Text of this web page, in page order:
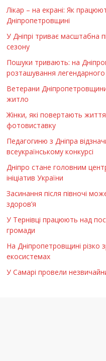
Лікар – на екрані: Як
Дніпропетровщині
У Дніпрі триває масштабна
сезону
Пошуки тривають: на
розташування
Ветерани
житло
Жінки, які повертають
фотовиставку
Педагогиню з Дніпра
всеукраїнському конкурсі
Дніпро стане головним
ініціатив України
Засинання після півночі
здоров’я
У Тернівці працюють над
громади
На Дніпропетровщині різко
екосистемах
У Самарі провели